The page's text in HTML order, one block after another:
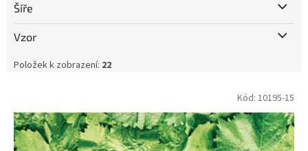
Šíře
Vzor
Položek k zobrazení: 22
p
Kód: 10195-15